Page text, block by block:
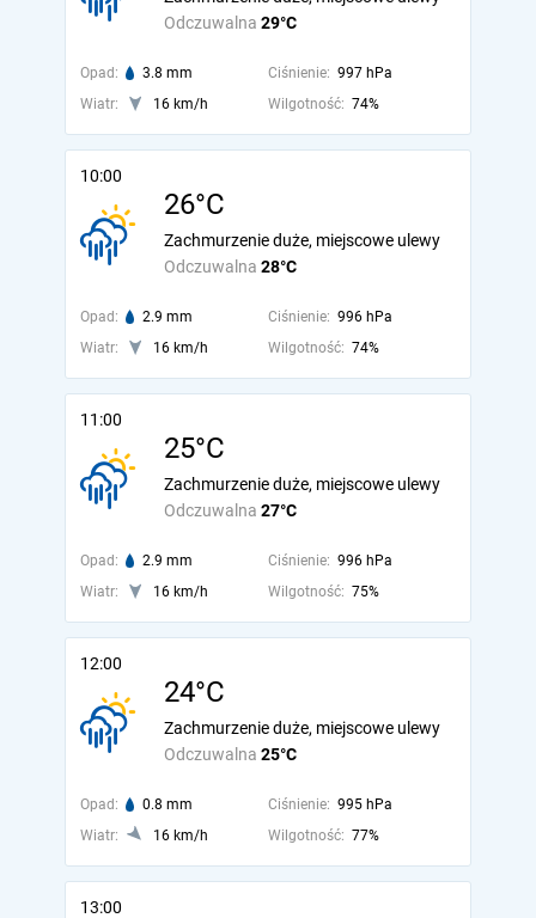
Odczuwalna 29°C
Opad: 3.8 mm Ciśnienie: 997 hPa
Wiatr:
16 km/h Wilgotność: 74%
10:00
26°C
Odczuwalna 28°C
Zachmurzenie duże, miejscowe ulewy
Opad: 2.9 mm Ciśnienie: 996 hPa
Wiatr:
16 km/h Wilgotność: 74%
11:00
25°C
Odczuwalna 27°C
Zachmurzenie duże, miejscowe ulewy
Opad: 2.9 mm Ciśnienie: 996 hPa
Wiatr:
16 km/h Wilgotność: 75%
12:00
24°C
Odczuwalna 25°C
Zachmurzenie duże, miejscowe ulewy
Opad: 0.8 mm Ciśnienie: 995 hPa
Wiatr:
16 km/h Wilgotność: 77%
13:00